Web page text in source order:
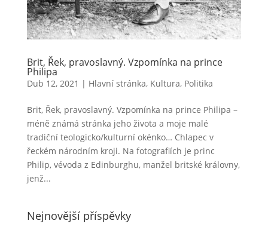
Brit, Řek, pravoslavný. Vzpomínka na prince
Philipa
Dub 12, 2021 | Hlavní stránka, Kultura, Politika
Brit, Řek, pravoslavný. Vzpomínka na prince Philipa –
méně známá stránka jeho života a moje malé
tradiční teologicko/kulturní okénko… Chlapec v
řeckém národním kroji. Na fotografiích je princ
Philip, vévoda z Edinburghu, manžel britské královny,
jenž...
Nejnovější příspěvky